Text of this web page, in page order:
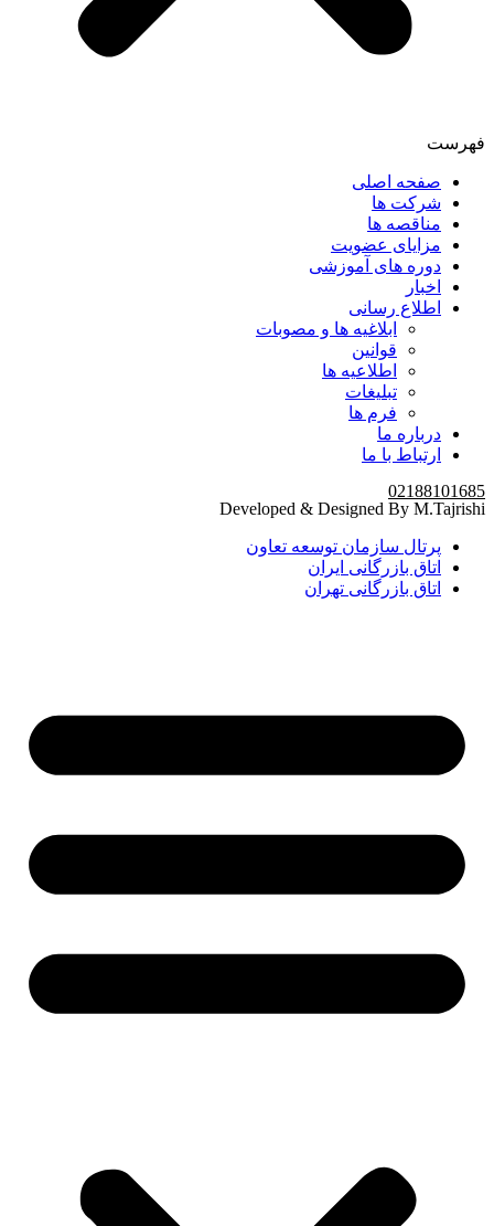
فهرست
صفحه اصلی
شرکت ها
مناقصه ها
مزایای عضویت
دوره های آموزشی
اخبار
اطلاع رسانی
ابلاغیه ها و مصوبات
قوانین
اطلاعیه ها
تبلیغات
فرم ها
درباره ما
ارتباط با ما
02188101685
Developed & Designed By M.Tajrishi
پرتال سازمان توسعه تعاون
اتاق بازرگانی ایران
اتاق بازرگانی تهران